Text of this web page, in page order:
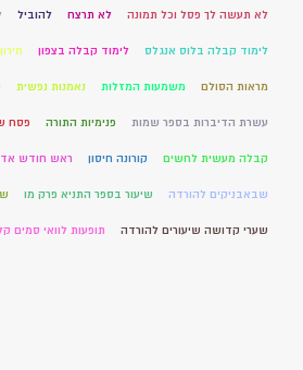
לא תעשה לך פסל וכל תמונה לא תרצח להוביל
לימוד קבלה בלוס אנגלס לימוד קבלה בצפון מירון
מראות הסולם משמעות המזלות נאמנות נפשית
עשרת הדיברות בספר שמות פנימיות התורה פסח
קבלה מעשית לחשים קורונה חיסון ראש חודש
שבאבניקים להורדה שיעור בספר התניא פרק מו
שערי קדושה שיעורים להורדה תופעות לוואי סמים